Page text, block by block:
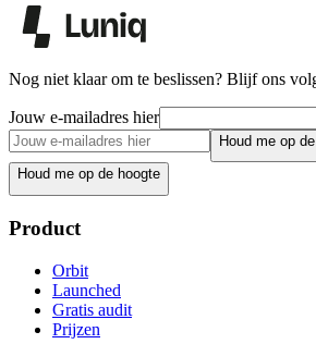
Nog niet klaar om te beslissen? Blijf ons
Jouw e-mailadres hier
Houd me op
Houd me op de hoogte
Product
Orbit
Launched
Gratis audit
Prijzen